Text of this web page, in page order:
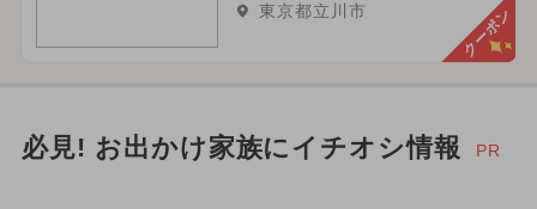
東京都立川市 クーポン
必見! お出かけ家族にイチオシ情報 PR